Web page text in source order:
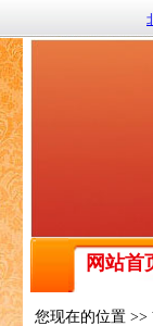
网站首
民
民
民
您现在的位置 >>